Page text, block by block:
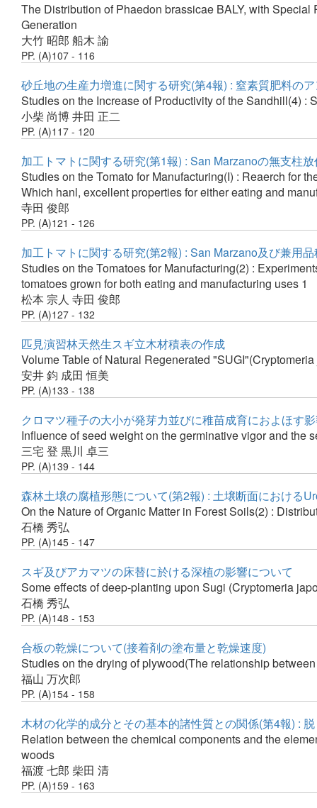
The Distribution of Phaedon brassicae BALY, with
Generation
大竹 昭郎 船木 諭
PP. (A)107 - 116
砂丘地の生産力増進に関する研究(第4報) : 窒素質肥料の
Studies on the Increase of Productivity of the Sandhill(4)
小柴 尚博井田 正二
PP. (A)117 - 120
加工トマトに関する研究(第1報) : San Marzanoの無支柱
Studies on the Tomato for Manufacturing(I) : Reaerch for
Which hanl, excellent properties for either eating and
寺田 俊郎
PP. (A)121 - 126
加工トマトに関する研究(第2報) : San Marzano及び兼用
Studies on the Tomatoes for Manufacturing(2) :
tomatoes grown for both eating and manufacturing uses 1
松本 宗人 寺田 俊郎
PP. (A)127 - 132
匹見演習林天然生スギ立木材積表の作成
Volume Table of Natural Regenerated
安井 鈞 成田 恒美
PP. (A)133 - 138
クロマツ種子の大小が発芽力並びに稚苗成育におよほす
Influence of seed weight on the germinative vigor and the
三宅 登 黒川 卓三
PP. (A)139 - 144
森林土壌の腐植形態について(第2報) : 土壌断面における
On the Nature of Organic Matter in Forest Soils(2) :
石橋 秀弘
PP. (A)145 - 147
スギ及びアカマツの床替に於ける深植の影響について
Some effects of deep-planting upon Sugi (Cryptomeria
石橋 秀弘
PP. (A)148 - 153
合板の乾燥について(接着剤の塗布量と乾燥速度)
Studies on the drying of plywood(The relationship
福山 万次郎
PP. (A)154 - 158
木材の化学的成分とその基本的諸性質との関係(第4報) :
Relation between the chemical components and the
woods
福渡 七郎 柴田 清
PP. (A)159 - 163